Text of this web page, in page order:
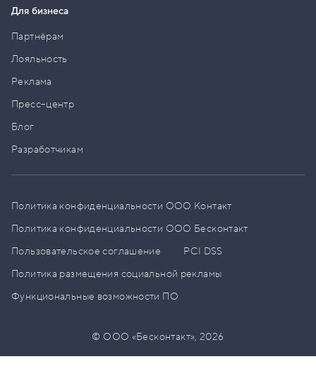
Для бизнеса
Партнёрам
Лояльность
Реклама
Пресс–центр
Блог
Разработчикам
Политика конфиденциальности ООО Контакт
Политика конфиденциальности ООО Бесконтакт
Пользовательское соглашение
PCI DSS
Политика размещения социальной рекламы
Функциональные возможности ПО
© ООО «Бесконтакт»,2026